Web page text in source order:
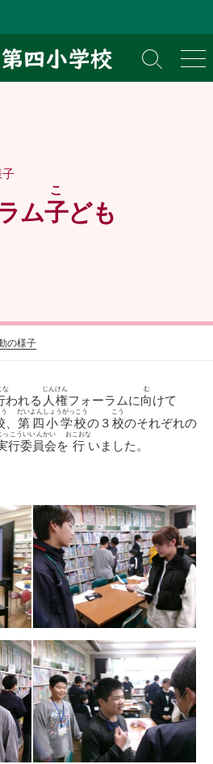
検
索
メ
ニ
子
ム子
こ
ども
の様子
な
われる 人権
じんけん
フォーラムに向
む
けて
、 第四小学校
だいよんしょうがっこう
の３ 校
こう
のそれぞれの
行委員会
っこういいんかい
を 行
おこおな
いました。